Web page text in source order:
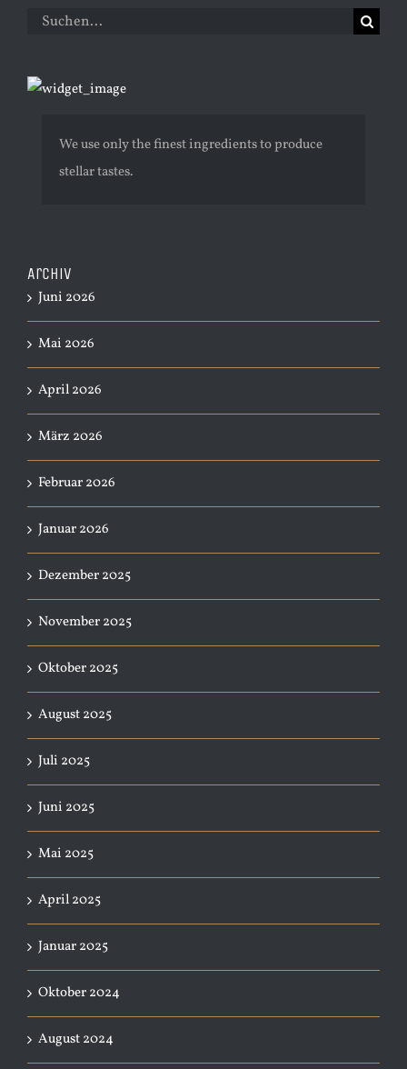
Suche
We use only the finest ingredients to produce
stellar tastes.
Archiv
Juni 2026
Mai 2026
April 2026
März 2026
Februar 2026
Januar 2026
Dezember 2025
November 2025
Oktober 2025
August 2025
Juli 2025
Juni 2025
Mai 2025
April 2025
Januar 2025
Oktober 2024
August 2024